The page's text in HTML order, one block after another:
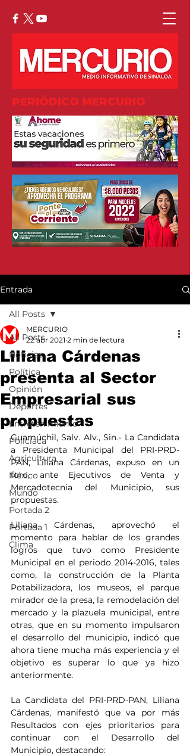
PERIÓDICO MERCURIO
Entrada
All Posts
Noticias
Política
Opinión
Deportes
Entretenimiento
Policiaca
Agricultura
México
Mundo
Portada 2
Portada 1
Clima
All Posts
Liliana Cárdenas
presenta al Sector
Empresarial sus
propuestas
MERCURIO
22 abr 2021 2 min de lectura
Guamúchil, Salv. Alv., Sin.- La Candidata
a Presidenta Municipal del PRI-PRD-
PAN, Liliana Cárdenas, expuso en un
foro, ante Ejecutivos de Venta y
Mercadotecnia del Municipio, sus
propuestas.
Liliana Cárdenas, aprovechó el
momento para hablar de los grandes
logros que tuvo como Presidente
Municipal en el periodo 2014-2016, tales
como, la construcción de la Planta
Potabilizadora, los museos, el parque
mirador de la presa, la remodelación del
mercado y la plazuela municipal, entre
otras, que en su momento impulsaron
el desarrollo del municipio, indicó que
ahora tiene mucha más experiencia y el
objetivo es superar lo que ya hizo
anteriormente.
La Candidata del PRI-PRD-PAN, Liliana
Cárdenas, manifestó que va por más
Resultados con ejes prioritarios para
continuar con el Desarrollo del
Municipio, destacando: